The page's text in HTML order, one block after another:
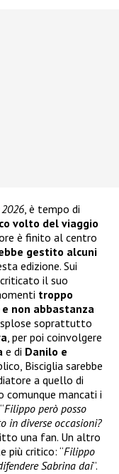
2026, è tempo di
volto del viaggio
è finito al centro
gestito alcuni
edizione. Sui
il suo
troppo
non abbastanza
soprattutto
, per poi coinvolgere
e di Danilo e
Bisciglia sarebbe
a quello di
comunque mancati i
Filippo però posso
in diverse occasioni?
una fan. Un altro
più critico: “Filippo
Sabrina dai”.